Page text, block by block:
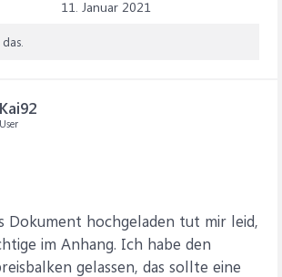
11. Januar 2021
Kai92
User
Dokument hochgeladen tut mir leid,
im Anhang. Ich habe den
gelassen, das sollte eine